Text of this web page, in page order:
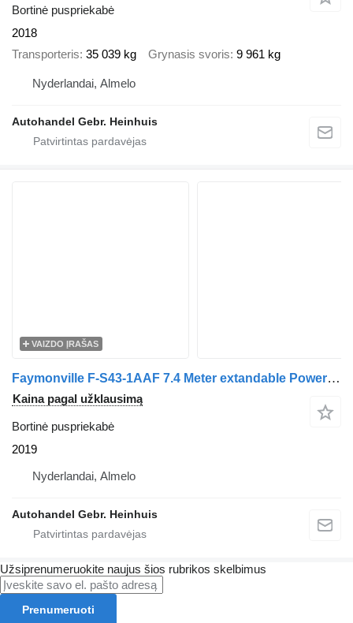
Bortinė puspriekabė
2018
Transporteris 35 039 kg Grynasis svoris 9 961 kg
Nyderlandai, Almelo
Autohandel Gebr. Heinhuis
VAIZDO ĮRAŠAS
Faymonville F-S43-1AAF 7.4 Meter extandable Powersteering!
Kaina pagal užklausimą
Bortinė puspriekabė
2019
Nyderlandai, Almelo
Autohandel Gebr. Heinhuis
Užsiprenumeruokite naujus šios rubrikos skelbimus
Prenumeruoti